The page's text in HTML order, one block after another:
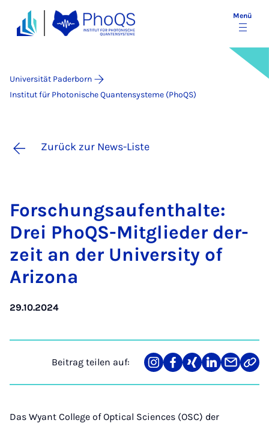
Menü
Universität Paderborn
Institut für Photonische Quantensysteme (PhoQS)
Zurück zur News-Liste
For­schungs­auf­ent­hal­te:
Drei Pho­QS-Mit­glie­der der­
zeit an der Uni­ver­si­ty of
Ari­zo­na
29.10.2024
Beitrag teilen auf:
Teilen
auf
Teilen
auf
Teilen
auf
Teilen
auf
Teilen
über
Link
Das Wyant College of Optical Sciences (OSC) der